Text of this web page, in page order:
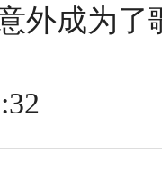
外成为